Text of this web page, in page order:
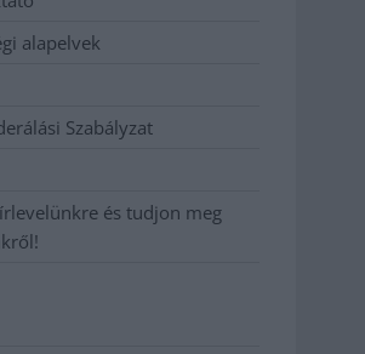
alapelvek
Szabályzat
és tudjon meg